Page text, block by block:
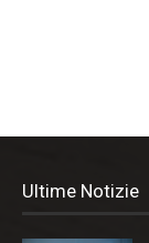
Ultime Notizie